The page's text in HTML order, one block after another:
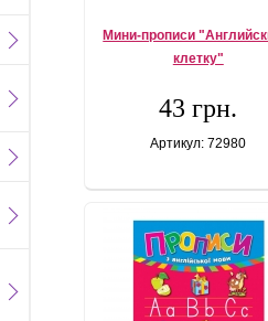
Мини-прописи
клетку"
43 грн.
Артикул: 72980